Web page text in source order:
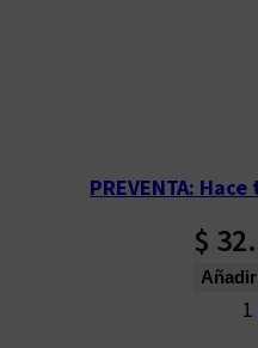
PREVENTA:
$
1